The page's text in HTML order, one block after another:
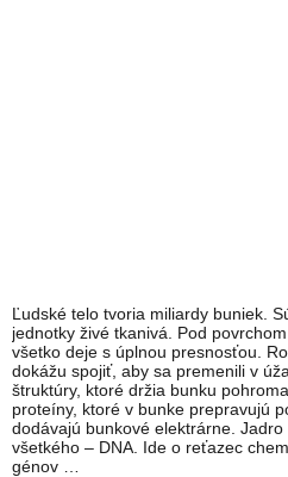
Ľudské telo tvoria miliardy buniek.
jednotky živé tkanivá. Pod
všetko deje s úplnou presnosťou.
dokážu spojiť, aby sa premenili v
štruktúry, ktoré držia bunku
proteíny, ktoré v bunke prepravujú
dodávajú bunkové elektrárne.
všetkého – DNA. Ide o reťazec
génov …